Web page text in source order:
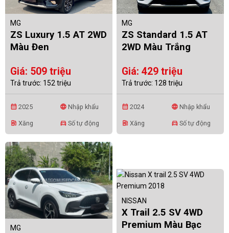
MG
ZS Luxury 1.5 AT 2WD
Màu Đen
Giá: 509 triệu
Trả trước: 152 triệu
calendar_month 2025 language Nhập khẩu
ev_station Xăng directions_car Số tự động
MG
ZS Standard 1.5 AT
2WD Màu Trắng
Giá: 429 triệu
Trả trước: 128 triệu
calendar_month 2024 language Nhập khẩu
ev_station Xăng directions_car Số tự động
MG
NISSAN
X Trail 2.5 SV 4WD
Premium Màu Bạc